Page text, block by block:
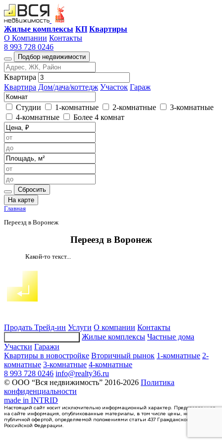
Жилые комплексы КП Квартиры
О Компании Контакты
8 993 728 0246
Подбор недвижимости
Квартира
Квартира Дом/дача/коттедж Участок Гараж
Студии 1-комнатные 2-комнатные
3-комнатные
4-комнатные
Более 4 комнат
Сбросить
На карте
Главная
Переезд в Воронеж
Продать Трейд-ин Услуги О компании Контакты
Жилые комплексы Частные дома
Участки Гаражи
Квартиры в новостройке Вторичный рынок 1-комнатные 2-
комнатные 3-комнатные 4-комнатные
8 993 728 0246 info@realty36.ru
© ООО “Вся недвижимость” 2016-2026 Политика
конфиденциальности
made in INTRID
Настоящий сайт носит исключительно информационный характер. Представленная
на сайте информация, опубликованные материалы, в том числе цены, не являются
публичной офертой, определяемой положениями статьи 437 Гражданского кодекса
Российской Федерации.